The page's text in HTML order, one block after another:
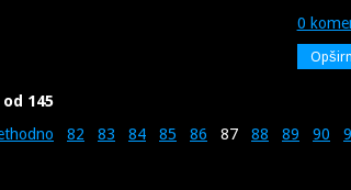
0
145
82 83 84 85 86 87 88 89 90